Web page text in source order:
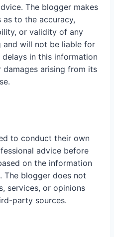
The blogger makes
as to the accuracy,
or validity of any
will not be liable for
in this information
damages arising from its
to conduct their own
advice before
on the information
The blogger does not
services, or opinions
party sources.